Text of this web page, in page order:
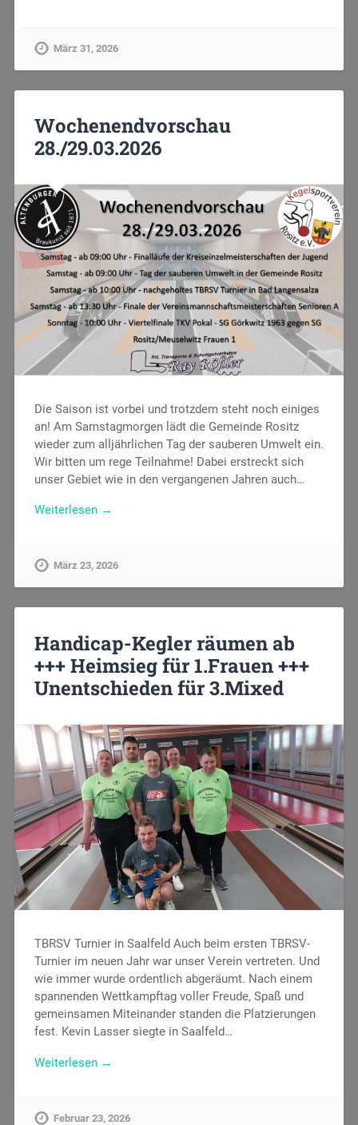
März 31, 2026
Wochenendvorschau
28./29.03.2026
Die Saison ist vorbei und trotzdem steht noch einiges
an! Am Samstagmorgen lädt die Gemeinde Rositz
wieder zum alljährlichen Tag der sauberen Umwelt ein.
Wir bitten um rege Teilnahme! Dabei erstreckt sich
unser Gebiet wie in den vergangenen Jahren auch…
Weiterlesen →
März 23, 2026
Handicap-Kegler räumen ab
+++ Heimsieg für 1.Frauen +++
Unentschieden für 3.Mixed
TBRSV Turnier in Saalfeld Auch beim ersten TBRSV-
Turnier im neuen Jahr war unser Verein vertreten. Und
wie immer wurde ordentlich abgeräumt. Nach einem
spannenden Wettkampftag voller Freude, Spaß und
gemeinsamen Miteinander standen die Platzierungen
fest. Kevin Lasser siegte in Saalfeld…
Weiterlesen →
Februar 23, 2026